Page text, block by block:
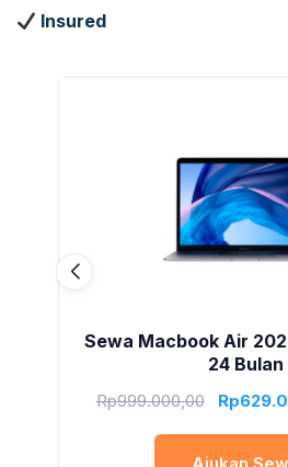
Insured
Sewa Macbook Air
24 Bulan
Rp999.000,00 Rp